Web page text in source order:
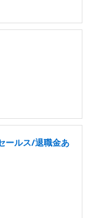
ールス/退職金あ